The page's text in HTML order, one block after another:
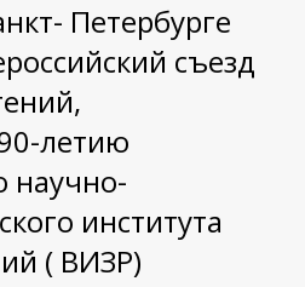
Menu
Петербурге
съезд
летию
научно-
института
( ВИЗР)